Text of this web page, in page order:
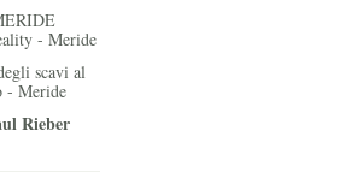
- Meride
scavi al
- Meride
Rieber